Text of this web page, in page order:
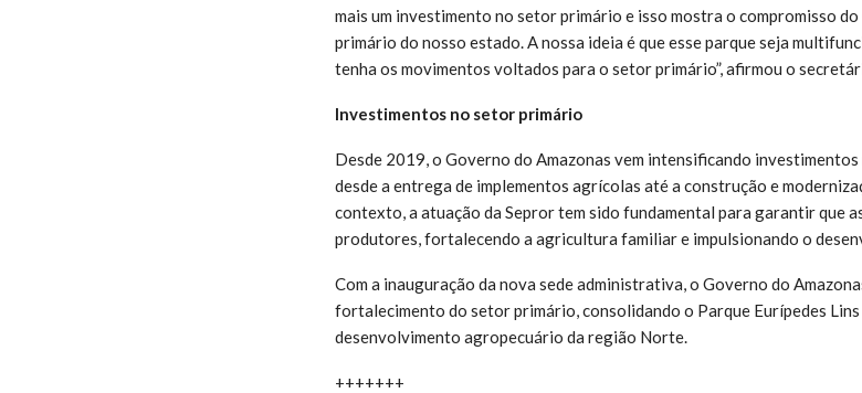
mais um investimento no setor primário e isso mostra o compromisso
primário do nosso estado. A nossa ideia é que esse parque seja
tenha os movimentos voltados para o setor primário”, afirmou o
Investimentos no setor primário
Desde 2019, o Governo do Amazonas vem intensificando
desde a entrega de implementos agrícolas até a construção e
contexto, a atuação da Sepror tem sido fundamental para garantir que
produtores, fortalecendo a agricultura familiar e impulsionando o
Com a inauguração da nova sede administrativa, o Governo do
fortalecimento do setor primário, consolidando o Parque Eurípedes
desenvolvimento agropecuário da região Norte.
+++++++